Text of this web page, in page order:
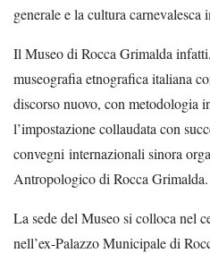
generale e la cultura carnevalesca
Il Museo di Rocca Grimalda
museografia etnografica italiana
discorso nuovo, con metodologia
l’impostazione collaudata con
convegni internazionali sinora
Antropologico di Rocca Grimalda.
La sede del Museo si colloca nel
nell’ex-Palazzo Municipale di